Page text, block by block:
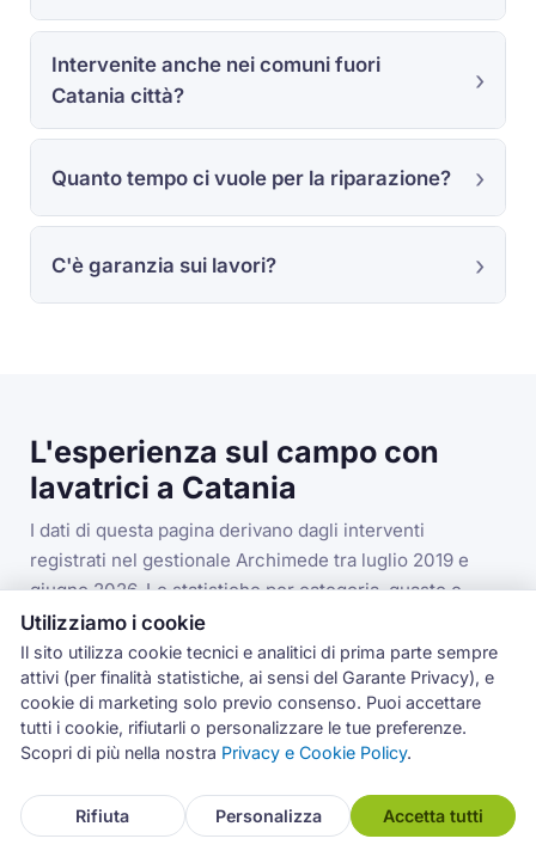
Intervenite anche nei comuni fuori
Catania città?
Quanto tempo ci vuole per la riparazione?
C'è garanzia sui lavori?
L'esperienza sul campo con
lavatrici a Catania
I dati di questa pagina derivano dagli interventi
registrati nel gestionale Archimede tra luglio 2019 e
giugno 2026. Le statistiche per categoria, guasto e
codice errore si riferiscono alla categoria lavatrici nella
provincia di Catania.
3.993
Utilizziamo i cookie
Il sito utilizza cookie tecnici e analitici di prima parte sempre
attivi (per finalità statistiche, ai sensi del Garante Privacy), e
cookie di marketing solo previo consenso. Puoi accettare
tutti i cookie, rifiutarli o personalizzare le tue preferenze.
Scopri di più nella nostra Privacy e Cookie Policy.
Rifiuta Personalizza Accetta tutti